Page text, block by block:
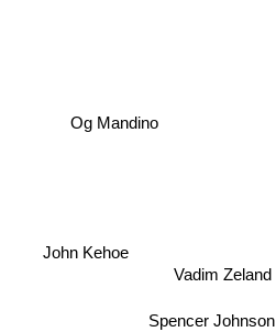
John Kehoe
Vadim Zeland
Og Mandino
Spencer Johnson